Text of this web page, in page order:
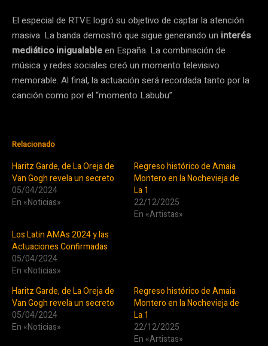
El especial de RTVE logró su objetivo de captar la atención
masiva. La banda demostró que sigue generando un interés
mediático inigualableen España. La combinación de
música y redes sociales creó un momento televisivo
memorable. Al final, la actuación será recordada tanto por la
canción como por el “momento Labubu”.
Relacionado
Haritz Garde, de La Oreja de
Van Gogh revela un secreto
05/04/2024
En «Noticias»
Regreso histórico de Amaia
Montero en la Nochevieja de
La 1
22/12/2025
En «Artistas»
Los Latin AMAs 2024 y las
Actuaciones Confirmadas
05/04/2024
En «Noticias»
Haritz Garde, de La Oreja de
Van Gogh revela un secreto
05/04/2024
En «Noticias»
Regreso histórico de Amaia
Montero en la Nochevieja de
La 1
22/12/2025
En «Artistas»